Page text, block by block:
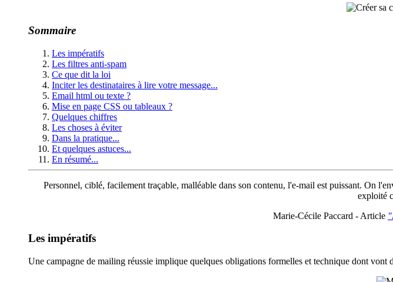
Sommaire
Les impératifs
Les filtres anti-spam
Ce que dit la loi
Inciter les destinataires à lire votre message...
Email html ou texte ?
Mise en page CSS ou tableaux ?
Quelques chiffres
Les choses à éviter
Dans la pratique...
Et quelques astuces...
En résumé...
Personnel, ciblé, facilement traçable, malléable dans son contenu, l'e-mail est puissant. On
exploité
Marie-Cécile Paccard - Article
Les impératifs
Une campagne de mailing réussie implique quelques obligations formelles et technique dont vont